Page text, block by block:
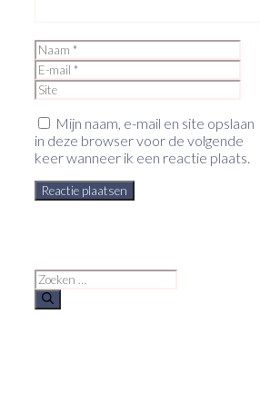
Naam
mail
Mijn naam, e-mail en site opslaan
in deze browser voor de volgende
keer wanneer ik een reactie plaats.
Zoek
naar: